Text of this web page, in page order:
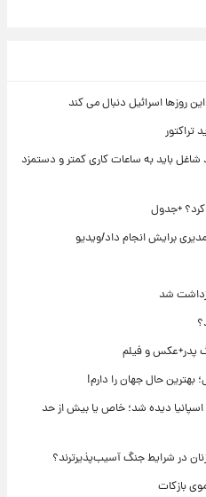
روزها اسرائیل دنبال می کند
تراکتور
شاغل باید به ساعات کاری کمتر و دستمزد
برایش انجام داد/ویدیو
پدر+عکس و فیلم
حال جهان را دارم!
اسپانیا دیده شد؛ خاص یا بیش از حد
در شرایط جنگ آسیب‌پذیرترند؟
بازکات